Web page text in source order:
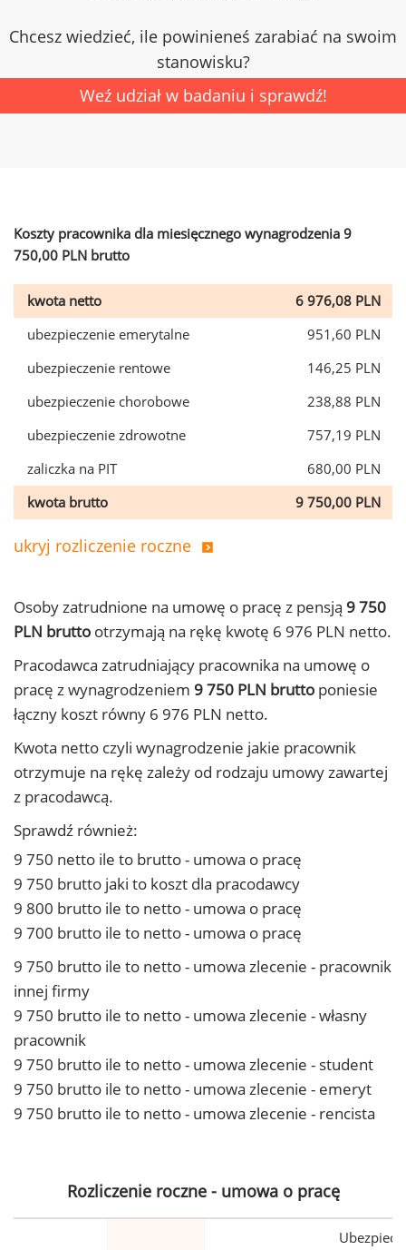
Chcesz wiedzieć, ile powinieneś zarabiać na swoim
stanowisku?
Weź udział w badaniu i sprawdź!
Koszty pracownika dla miesięcznego wynagrodzenia 9
750,00 PLN brutto
kwota netto
6 976,08 PLN
ubezpieczenie emerytalne
951,60 PLN
ubezpieczenie rentowe
146,25 PLN
ubezpieczenie chorobowe
238,88 PLN
ubezpieczenie zdrowotne
757,19 PLN
zaliczka na PIT
680,00 PLN
kwota brutto
9 750,00 PLN
ukryj rozliczenie roczne
Osoby zatrudnione na umowę o pracę z pensją 9 750
PLN brutto otrzymają na rękę kwotę 6 976 PLN netto.
Pracodawca zatrudniający pracownika na umowę o
pracę z wynagrodzeniem 9 750 PLN brutto poniesie
łączny koszt równy 6 976 PLN netto.
Kwota netto czyli wynagrodzenie jakie pracownik
otrzymuje na rękę zależy od rodzaju umowy zawartej
z pracodawcą.
Sprawdź również:
9 750 netto ile to brutto - umowa o pracę
9 750 brutto jaki to koszt dla pracodawcy
9 800 brutto ile to netto - umowa o pracę
9 700 brutto ile to netto - umowa o pracę
9 750 brutto ile to netto - umowa zlecenie - pracownik
innej firmy
9 750 brutto ile to netto - umowa zlecenie - własny
pracownik
9 750 brutto ile to netto - umowa zlecenie - student
9 750 brutto ile to netto - umowa zlecenie - emeryt
9 750 brutto ile to netto - umowa zlecenie - rencista
Rozliczenie roczne - umowa o pracę